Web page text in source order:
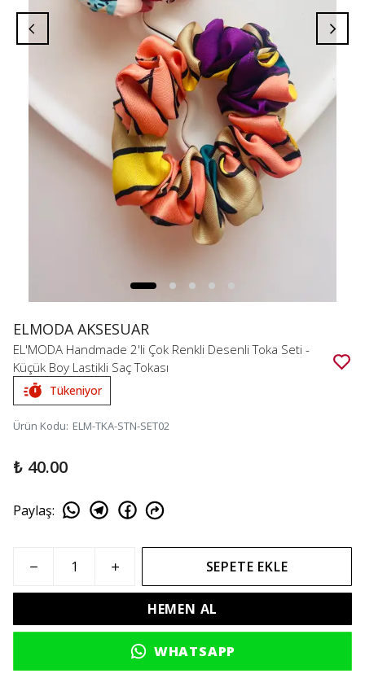
ELMODA AKSESUAR
EL'MODA Handmade 2'li Çok Renkli Desenli Toka Seti -
Küçük Boy Lastikli Saç Tokası
Tükeniyor
Ürün Kodu: ELM-TKA-STN-SET02
₺ 40.00
Paylaş:
SEPETE EKLE
HEMEN AL
WHATSAPP